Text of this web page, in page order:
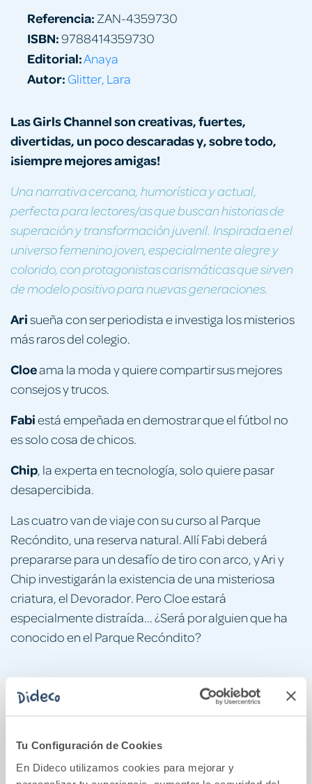
Tu Configuración de Cookies
En Dideco utilizamos cookies para mejorar y
Las Girls Channel son creativas, fuertes,
divertidas, un poco descaradas y, sobre todo,
¡siempre mejores amigas!
Una narrativa cercana, humorística y actual,
perfecta para lectores/as que buscan historias de
superación y transformación juvenil. Inspirada en el
universo femenino joven, especialmente alegre y
colorido, con protagonistas carismáticas que sirven
de modelo positivo para nuevas generaciones.
Arisueña con ser periodista e investiga los misterios
más raros del colegio.
Cloeama la moda y quiere compartir sus mejores
consejos y trucos.
Fabiestá empeñada en demostrar que el fútbol no
es solo cosa de chicos.
Chip, la experta en tecnología, solo quiere pasar
desapercibida.
Las cuatro van de viaje con su curso al Parque
Recóndito, una reserva natural. Allí Fabi deberá
prepararse para un desafío de tiro con arco, y Ari y
Chip investigarán la existencia de una misteriosa
criatura, el Devorador. Pero Cloe estará
especialmente distraída... ¿Será por alguien que ha
conocido en el Parque Recóndito?
Referencia: ZAN-4359730
ISBN:9788414359730
Editorial:Anaya
Autor: Glitter, Lara
También podría gustarte...